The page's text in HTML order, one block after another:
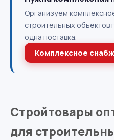
Организуем
строительных
одна поставка.
Комплексное
Стройтовары
для